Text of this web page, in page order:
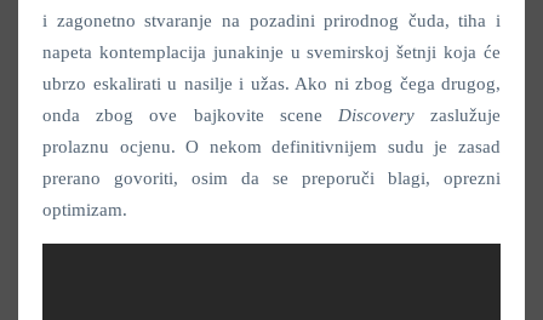
i zagonetno stvaranje na pozadini prirodnog čuda, tiha i
napeta kontemplacija junakinje u svemirskoj šetnji koja će
ubrzo eskalirati u nasilje i užas. Ako ni zbog čega drugog,
onda zbog ove bajkovite scene Discoveryzaslužuje
prolaznu ocjenu. O nekom definitivnijem sudu je zasad
prerano govoriti, osim da se preporuči blagi, oprezni
optimizam.